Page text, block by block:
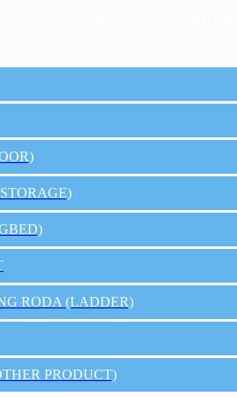
RODA (LADDER)
PRODUCT)